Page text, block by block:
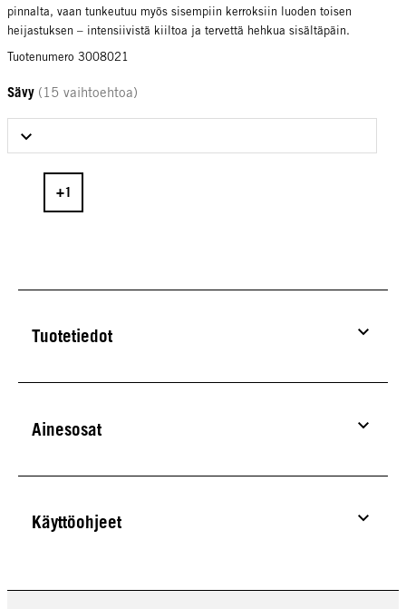
pinnalta, vaan tunkeutuu myös sisempiin kerroksiin luoden toisen
heijastuksen – intensiivistä kiiltoa ja tervettä hehkua sisältäpäin.
Tuotenumero 3008021
Sävy (15 vaihtoehtoa)
Tuotetiedot
Ainesosat
Käyttöohjeet